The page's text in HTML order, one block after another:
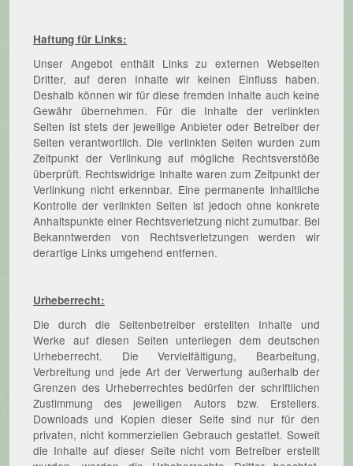
Haftung für Links:
Unser Angebot enthält Links zu externen Webseiten
Dritter, auf deren Inhalte wir keinen Einfluss haben.
Deshalb können wir für diese fremden Inhalte auch keine
Gewähr übernehmen. Für die Inhalte der verlinkten
Seiten ist stets der jeweilige Anbieter oder Betreiber der
Seiten verantwortlich. Die verlinkten Seiten wurden zum
Zeitpunkt der Verlinkung auf mögliche Rechtsverstöße
überprüft. Rechtswidrige Inhalte waren zum Zeitpunkt der
Verlinkung nicht erkennbar. Eine permanente inhaltliche
Kontrolle der verlinkten Seiten ist jedoch ohne konkrete
Anhaltspunkte einer Rechtsverletzung nicht zumutbar. Bei
Bekanntwerden von Rechtsverletzungen werden wir
derartige Links umgehend entfernen.
Urheberrecht:
Die durch die Seitenbetreiber erstellten Inhalte und
Werke auf diesen Seiten unterliegen dem deutschen
Urheberrecht. Die Vervielfältigung, Bearbeitung,
Verbreitung und jede Art der Verwertung außerhalb der
Grenzen des Urheberrechtes bedürfen der schriftlichen
Zustimmung des jeweiligen Autors bzw. Erstellers.
Downloads und Kopien dieser Seite sind nur für den
privaten, nicht kommerziellen Gebrauch gestattet. Soweit
die Inhalte auf dieser Seite nicht vom Betreiber erstellt